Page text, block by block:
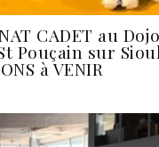
CADET au
Pouçain sur
à VENIR